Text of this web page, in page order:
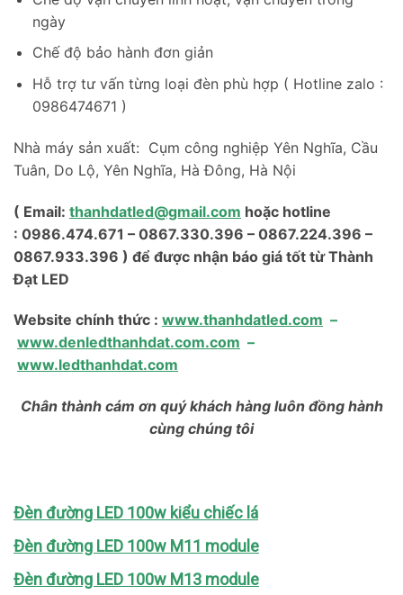
ngày
Chế độ bảo hành đơn giản
Hỗ trợ tư vấn từng loại đèn phù hợp ( Hotline zalo :
0986474671 )
Nhà máy sản xuất: Cụm công nghiệp Yên Nghĩa, Cầu
Tuân, Do Lộ, Yên Nghĩa, Hà Đông, Hà Nội
( Email: thanhdatled@gmail.com hoặc hotline
: 0986.474.671 – 0867.330.396 – 0867.224.396 –
0867.933.396 ) để được nhận báo giá tốt từ Thành
Đạt LED
Website chính thức : www.thanhdatled.com –
www.denledthanhdat.com.com –
www.ledthanhdat.com
Chân thành cám ơn quý khách hàng luôn đồng hành
cùng chúng tôi
Đèn đường LED 100w kiểu chiếc lá
Đèn đường LED 100w M11 module
Đèn đường LED 100w M13 module